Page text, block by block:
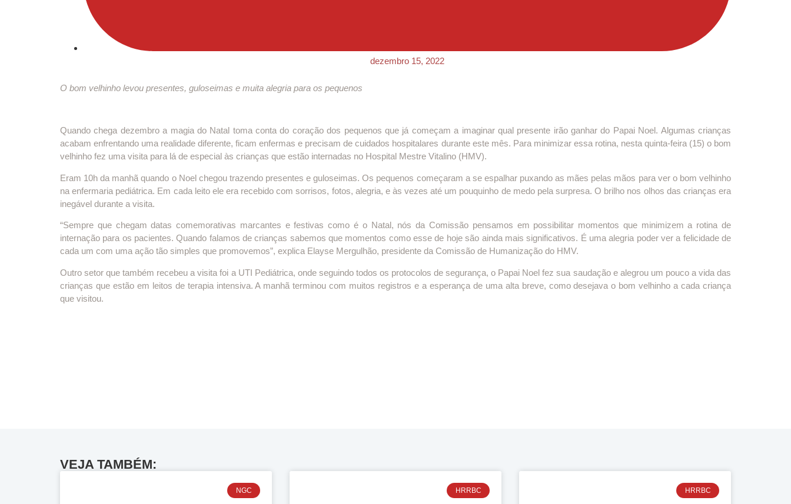
dezembro 15, 2022
O bom velhinho levou presentes, guloseimas e muita alegria para os pequenos
Quando chega dezembro a magia do Natal toma conta do coração dos pequenos que já começam a imaginar qual presente irão ganhar do Papai Noel. Algumas crianças
acabam enfrentando uma realidade diferente, ficam enfermas e precisam de cuidados hospitalares durante este mês. Para minimizar essa rotina, nesta quinta-feira (15) o bom
velhinho fez uma visita para lá de especial às crianças que estão internadas no Hospital Mestre Vitalino (HMV).
Eram 10h da manhã quando o Noel chegou trazendo presentes e guloseimas. Os pequenos começaram a se espalhar puxando as mães pelas mãos para ver o bom velhinho
na enfermaria pediátrica. Em cada leito ele era recebido com sorrisos, fotos, alegria, e às vezes até um pouquinho de medo pela surpresa. O brilho nos olhos das crianças era
inegável durante a visita.
“Sempre que chegam datas comemorativas marcantes e festivas como é o Natal, nós da Comissão pensamos em possibilitar momentos que minimizem a rotina de
internação para os pacientes. Quando falamos de crianças sabemos que momentos como esse de hoje são ainda mais significativos. É uma alegria poder ver a felicidade de
cada um com uma ação tão simples que promovemos”, explica Elayse Mergulhão, presidente da Comissão de Humanização do HMV.
Outro setor que também recebeu a visita foi a UTI Pediátrica, onde seguindo todos os protocolos de segurança, o Papai Noel fez sua saudação e alegrou um pouco a vida das
crianças que estão em leitos de terapia intensiva. A manhã terminou com muitos registros e a esperança de uma alta breve, como desejava o bom velhinho a cada criança
que visitou.
VEJA TAMBÉM:
NGC HRRBC HRRBC